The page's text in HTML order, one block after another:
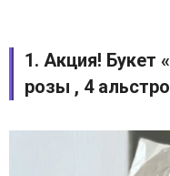
1. Акция! Букет
розы , 4